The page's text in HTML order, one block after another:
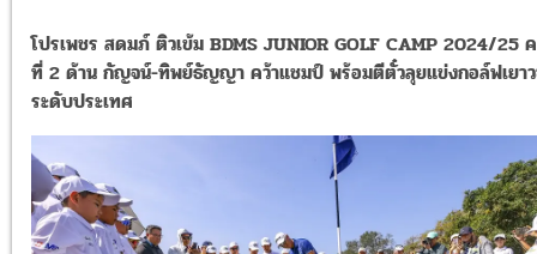
โปรเพชร สดมภ์ ติวเข้ม BDMS JUNIOR GOLF CAMP 2024/25
ที่ 2 ด้าน กัญจน์-ทิพย์ธัญญา คว้าแชมป์ พร้อมตีตั๋วลุยแข่งกอล์ฟเยา
ระดับประเทศ